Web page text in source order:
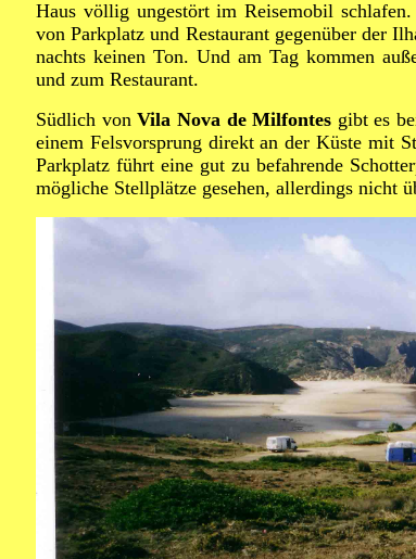
Haus völlig ungestört im Reisemobil
von Parkplatz und Restaurant gegenüber der
nachts keinen Ton. Und am Tag kommen
und zum Restaurant.
Südlich vonVila Nova de Milfontes gibt es
einem Felsvorsprung direkt an der Küste mit
Parkplatz führt eine gut zu befahrende
mögliche Stellplätze gesehen, allerdings nicht